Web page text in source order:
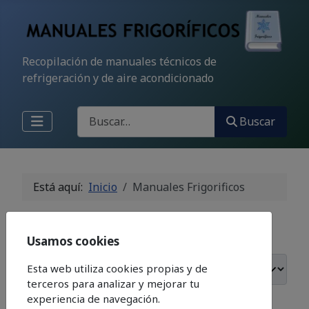
Recopilación de manuales técnicos de
refrigeración y de aire acondicionado
Buscar
Buscar
Está aquí: Inicio Manuales Frigorificos
Cantidad
Nuevo Reglamento
de Seguridad de
Usamos cookies
Esta web utiliza cookies propias y de
terceros para analizar y mejorar tu
experiencia de navegación.